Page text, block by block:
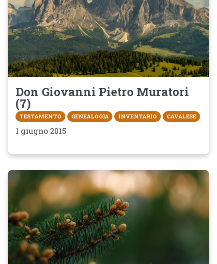
Don Giovanni Pietro Muratori
(7)
TESTAMENTO GENEALOGIA INVENTARIO CAVALESE
1 giugno 2015